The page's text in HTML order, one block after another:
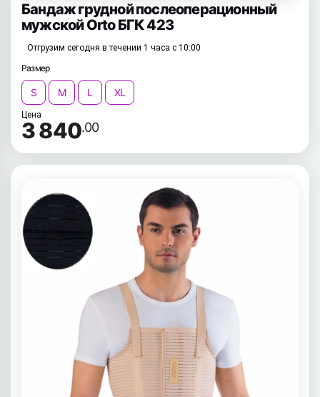
Бандаж грудной послеоперационный
мужской Orto БГК 423
Отгрузим сегодня в течении 1 часа с 10:00
Размер
S M L XL
Цена
3 840.00